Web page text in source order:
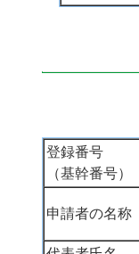
登録番号
（基幹番号）
申請者の名称